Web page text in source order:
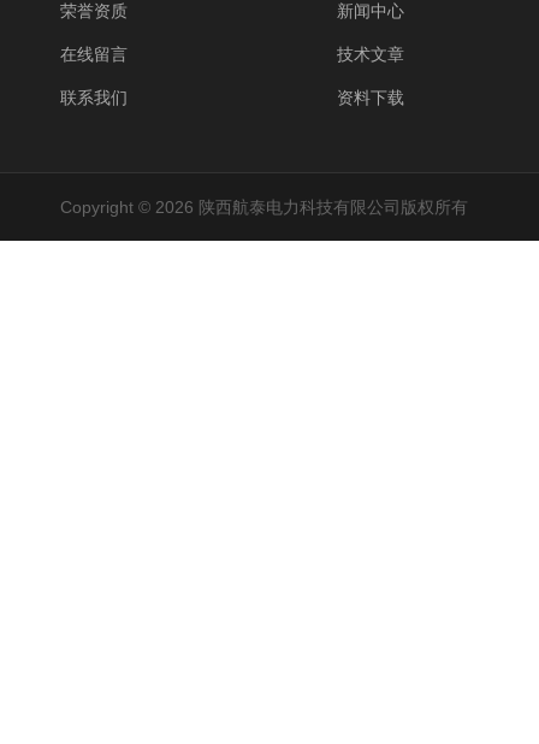
荣誉资质
在线留言
联系我们
新闻中心
技术文章
资料下载
Copyright © 2026 陕西航泰电力科技有限公司版权所有